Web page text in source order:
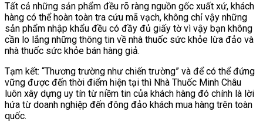
Tất cả những sản phẩm đều rõ ràng nguồn gốc xuất xứ, khách
hàng có thể hoàn toàn tra cứu mã vạch, không chỉ vậy những
sản phẩm nhập khẩu đều có đầy đủ giấy tờ vì vậy bạn không
cần lo lắng những thông tin về nhà thuốc sức khỏe lừa đảo và
nhà thuốc sức khỏe bán hàng giả.
Tạm kết: “Thương trường như chiến trường” và để có thể đứng
vững được đến thời điểm hiện tại thì Nhà Thuốc Minh Châu
luôn xây dựng uy tín từ niềm tin của khách hàng đó chính là lời
hứa từ doanh nghiệp đến đông đảo khách mua hàng trên toàn
quốc.